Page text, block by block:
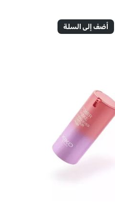
أضف إلى السلة